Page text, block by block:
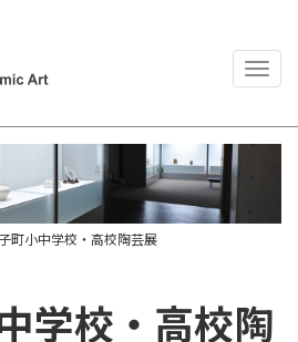
町小中学校・高校陶芸展
学校・高校陶